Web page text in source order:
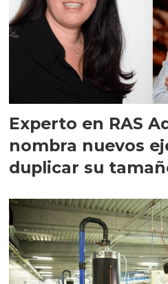
Experto en RAS
nombra nuevos
duplicar su